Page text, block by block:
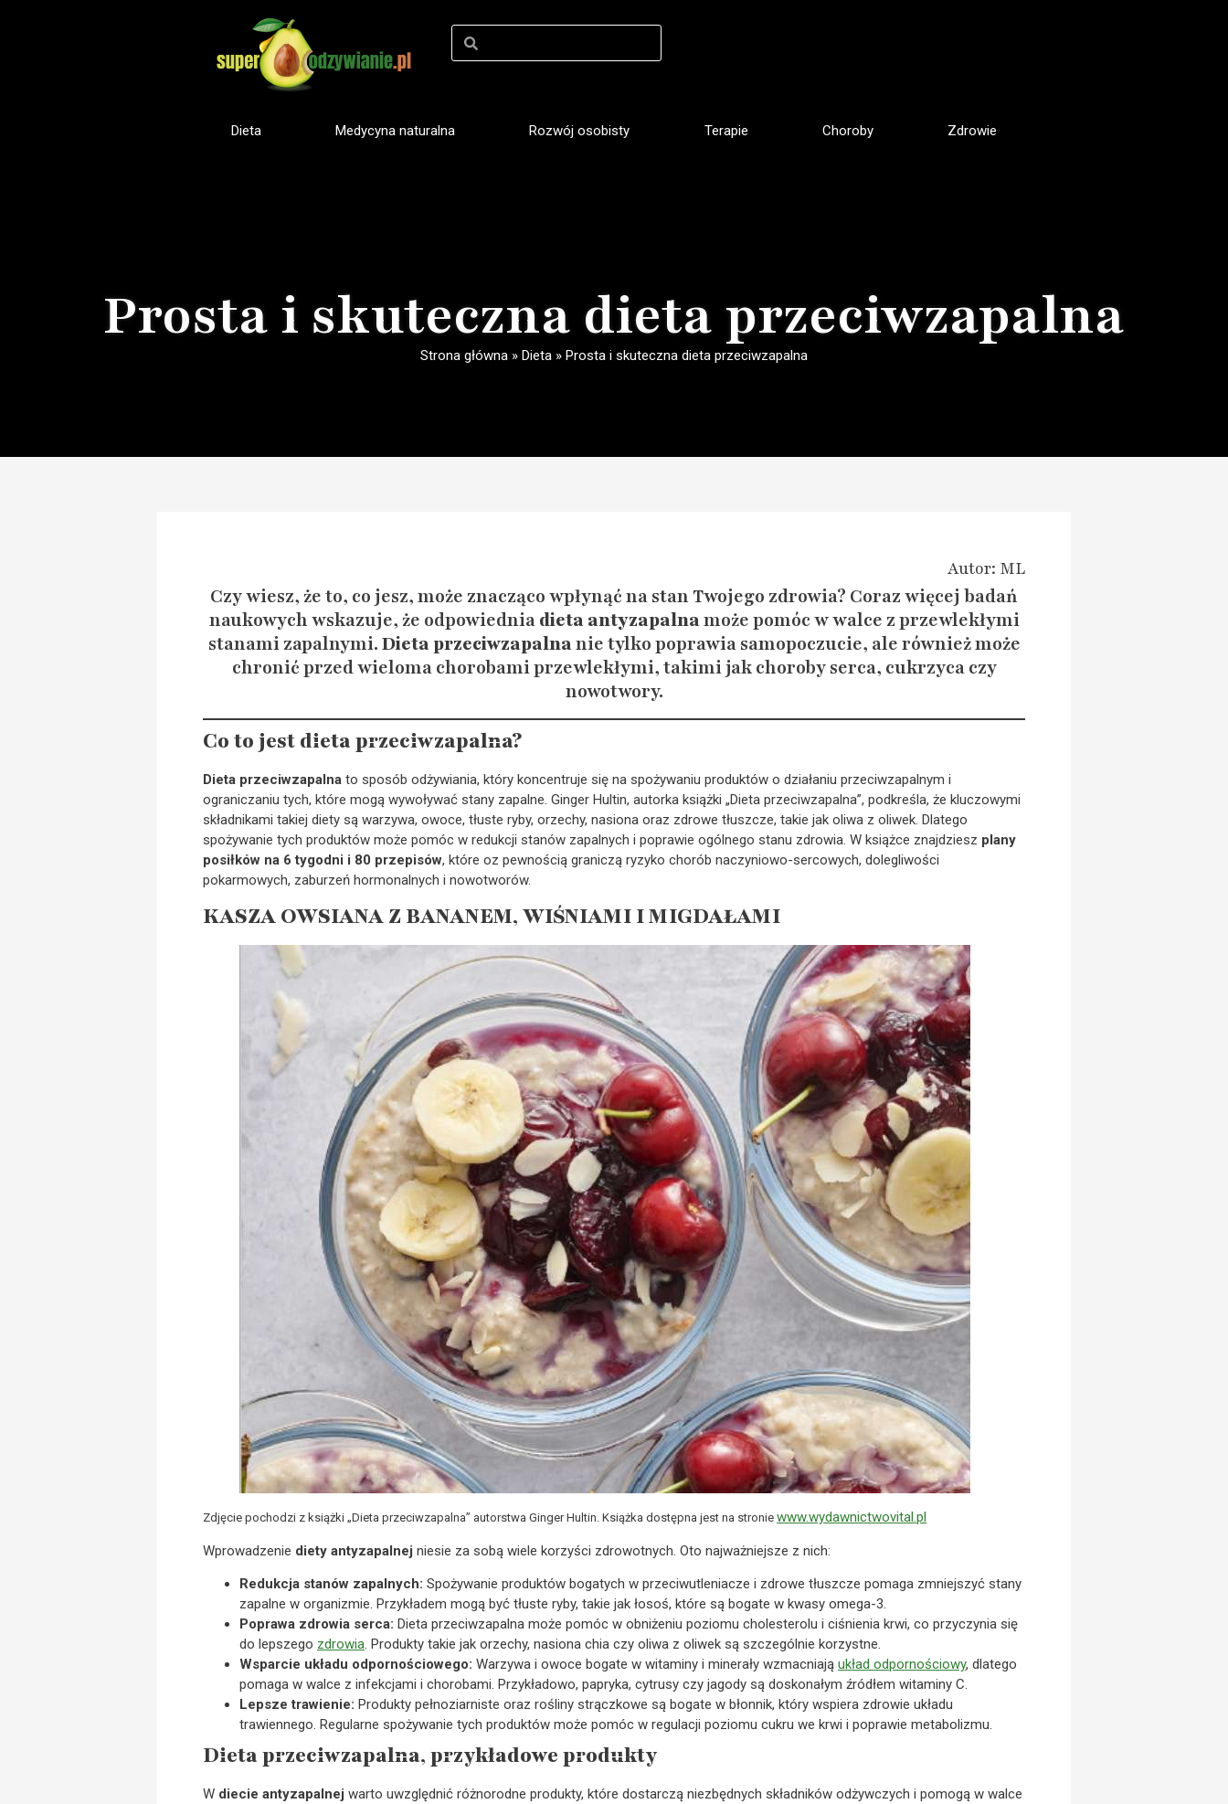
Dieta Medycyna naturalna Rozwój osobisty Terapie Choroby Zdrowie
Prosta i skuteczna dieta przeciwzapalna
Strona główna » Dieta » Prosta i skuteczna dieta przeciwzapalna
Autor: ML
Czy wiesz, że to, co jesz, może znacząco wpłynąć na stan Twojego zdrowia? Coraz więcej badań
naukowych wskazuje, że odpowiedniadieta antyzapalnamoże pomóc w walce z przewlekłymi
stanami zapalnymi.Dieta przeciwzapalnanie tylko poprawia samopoczucie, ale również może
chronić przed wieloma chorobami przewlekłymi, takimi jak choroby serca, cukrzyca czy
nowotwory.
Co to jest dieta przeciwzapalna?
Dieta przeciwzapalna to sposób odżywiania, który koncentruje się na spożywaniu produktów o działaniu przeciwzapalnym i
ograniczaniu tych, które mogą wywoływać stany zapalne. Ginger Hultin, autorka książki „Dieta przeciwzapalna”, podkreśla, że kluczowymi
składnikami takiej diety są warzywa, owoce, tłuste ryby, orzechy, nasiona oraz zdrowe tłuszcze, takie jak oliwa z oliwek. Dlatego
spożywanie tych produktów może pomóc w redukcji stanów zapalnych i poprawie ogólnego stanu zdrowia. W książce znajdziesz plany
posiłków na 6 tygodni i 80 przepisów, które oz pewnością graniczą ryzyko chorób naczyniowo-sercowych, dolegliwości
pokarmowych, zaburzeń hormonalnych i nowotworów.
KASZA OWSIANA Z BANANEM, WIŚNIAMI I MIGDAŁAMI
Zdjęcie pochodzi z książki „Dieta przeciwzapalna” autorstwa Ginger Hultin. Książka dostępna jest na stronie www.wydawnictwovital.pl
Wprowadzenie diety antyzapalnej niesie za sobą wiele korzyści zdrowotnych. Oto najważniejsze z nich:
Redukcja stanów zapalnych: Spożywanie produktów bogatych w przeciwutleniacze i zdrowe tłuszcze pomaga zmniejszyć stany
zapalne w organizmie. Przykładem mogą być tłuste ryby, takie jak łosoś, które są bogate w kwasy omega-3.
Poprawa zdrowia serca: Dieta przeciwzapalna może pomóc w obniżeniu poziomu cholesterolu i ciśnienia krwi, co przyczynia się
do lepszego zdrowia. Produkty takie jak orzechy, nasiona chia czy oliwa z oliwek są szczególnie korzystne.
Wsparcie układu odpornościowego: Warzywa i owoce bogate w witaminy i minerały wzmacniają układ odpornościowy, dlatego
pomaga w walce z infekcjami i chorobami. Przykładowo, papryka, cytrusy czy jagody są doskonałym źródłem witaminy C.
Lepsze trawienie: Produkty pełnoziarniste oraz rośliny strączkowe są bogate w błonnik, który wspiera zdrowie układu
trawiennego. Regularne spożywanie tych produktów może pomóc w regulacji poziomu cukru we krwi i poprawie metabolizmu.
Dieta przeciwzapalna, przykładowe produkty
W diecie antyzapalnej warto uwzględnić różnorodne produkty, które dostarczą niezbędnych składników odżywczych i pomogą w walce